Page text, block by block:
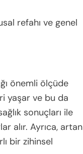
refahı ve genel
önemli ölçüde
yaşar ve bu da
sonuçları ile
alır. Ayrıca, artan
bir zihinsel